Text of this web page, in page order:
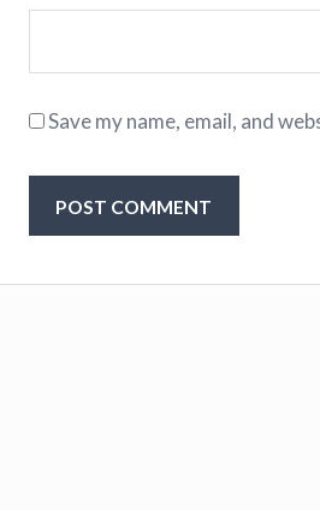
Save my name, email, and